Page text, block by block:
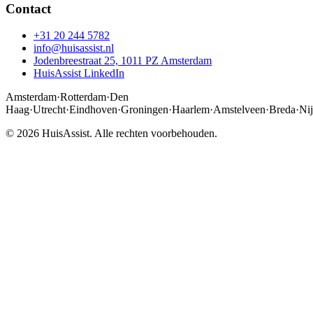
Contact
+31 20 244 5782
info@huisassist.nl
Jodenbreestraat 25, 1011 PZ Amsterdam
HuisAssist LinkedIn
Amsterdam·Rotterdam·Den
Haag·Utrecht·Eindhoven·Groningen·Haarlem·Amstelveen·Breda·
© 2026 HuisAssist. Alle rechten voorbehouden.